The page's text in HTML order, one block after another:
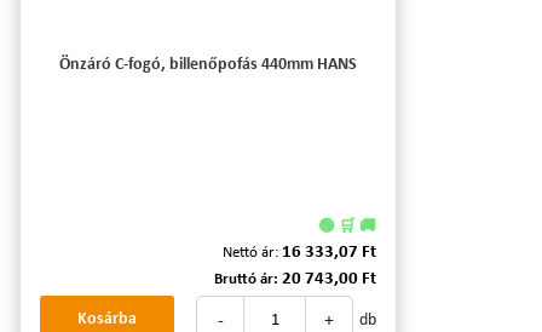
Önzáró C-fogó, billenőpofás 440mm HANS
🟢 🛒 🚚
Nettó ár: 16 333,07 Ft
Bruttó ár: 20 743,00 Ft
- + db
Kosárba